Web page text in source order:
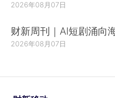
2026年08月07日
财新周刊｜AI短剧涌向
2026年08月07日